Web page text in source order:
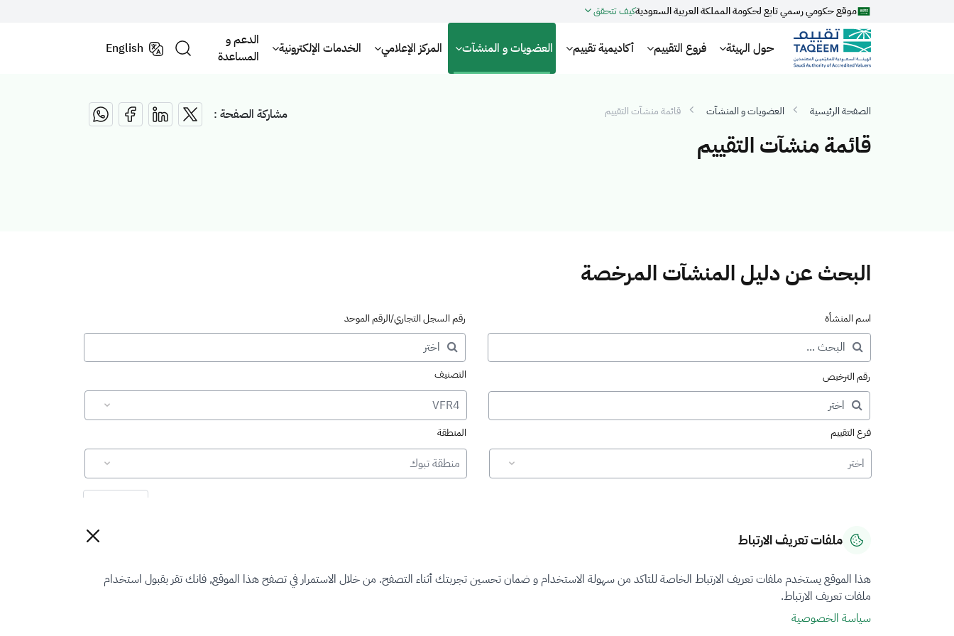
موقع حكومي رسمي تابع لحكومة المملكة العربية السعوديةكيف تتحقق
حول الهيئة فروع التقييم أكاديمية تقييم العضويات و المنشآت المركز الإعلامي الخدمات الإلكترونية
الدعم و
المساعدة
English
الصفحة الرئيسية العضويات و المنشآت قائمة منشآت التقييم مشاركة الصفحة :
قائمة منشآت التقييم
البحث عن دليل المنشآت المرخصة
اسم المنشأة رقم السجل التجاري/الرقم الموحد
رقم الترخيص التصنيف
VFR4
فرع التقييم
اختر
المنطقة
منطقة تبوك
ملفات تعريف الارتباط
هذا الموقع يستخدم ملفات تعريف الارتباط الخاصة للتاكد من سهولة الاستخدام و ضمان تحسين تجربتك أثناء التصفح. من خلال الاستمرار في تصفح هذا الموقع, فانك تقر بقبول استخدام
ملفات تعريف الارتباط.
سياسة الخصوصية